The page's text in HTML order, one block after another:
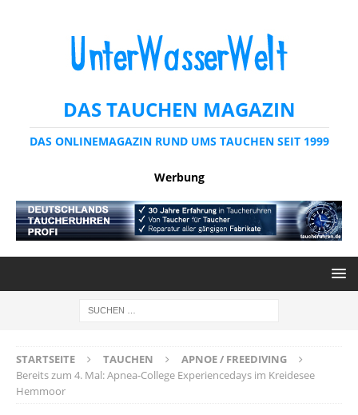
DAS TAUCHEN MAGAZIN
DAS ONLINEMAGAZIN RUND UMS TAUCHEN SEIT 1999
Werbung
STARTSEITE TAUCHEN
APNOE / FREEDIVING
Bereits zum 4. Mal: Apnea-College Experiencedays im Kreidesee
Hemmoor